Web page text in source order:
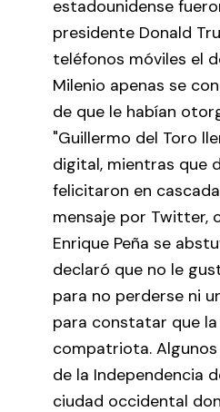
estadounidense
presidente Donald
teléfonos móviles el
Milenio apenas se
de que le habían
"Guillermo del Toro
digital, mientras que
felicitaron en
mensaje por Twitter,
Enrique Peña se
declaró que no le
para no perderse ni
para constatar que
compatriota.
de la Independencia
ciudad occidental